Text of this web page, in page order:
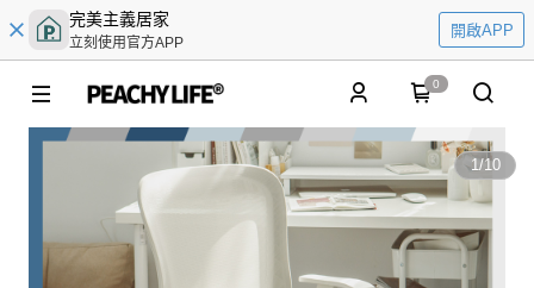
完美主義居家
立刻使用官方APP
開啟APP
0
1/10